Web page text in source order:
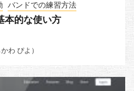
バンドでの練習方法
本的な使い方
わ ぴよ）